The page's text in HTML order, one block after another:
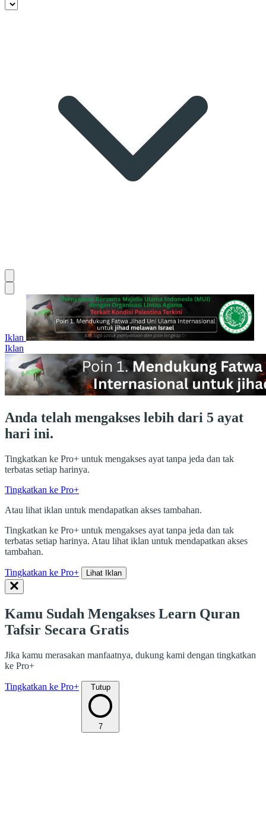
Iklan
Iklan
Anda telah mengakses lebih dari 5 ayat
hari ini.
Tingkatkan ke Pro+ untuk mengakses ayat tanpa jeda dan tak
terbatas setiap harinya.
Tingkatkan ke Pro+
Atau lihat iklan untuk mendapatkan akses tambahan.
Tingkatkan ke Pro+ untuk mengakses ayat tanpa jeda dan tak
terbatas setiap harinya. Atau lihat iklan untuk mendapatkan akses
tambahan.
Tingkatkan ke Pro+ Lihat Iklan
Kamu Sudah Mengakses Learn Quran
Tafsir Secara Gratis
Jika kamu merasakan manfaatnya, dukung kami dengan tingkatkan
ke Pro+
Tingkatkan ke Pro+ Tutup
7